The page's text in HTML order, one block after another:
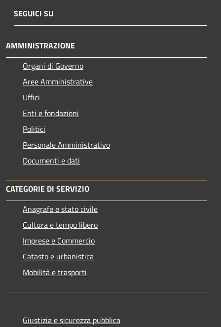
SEGUICI SU
AMMINISTRAZIONE
Organi di Governo
Aree Amministrative
Uffici
Enti e fondazioni
Politici
Personale Amministrativo
Documenti e dati
CATEGORIE DI SERVIZIO
Anagrafe e stato civile
Cultura e tempo libero
Imprese e Commercio
Catasto e urbanistica
Mobilità e trasporti
Giustizia e sicurezza pubblica